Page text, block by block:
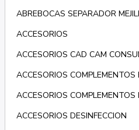
ABREBOCAS SEPARADOR
ACCESORIOS
ACCESORIOS CAD CAM
ACCESORIOS
ACCESORIOS COMPLEMENTOS
ACCESORIOS DESINFECCION